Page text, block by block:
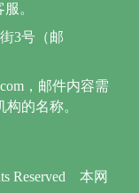
Reserved
本网
。
3号（邮
，邮件内容需
的名称。